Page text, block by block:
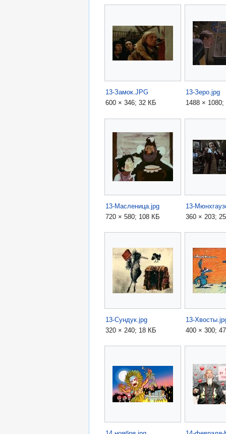
13-Замок.JPG
600 × 346; 32 КБ
13-Зеро.jpg
1488 ×
13-Масленица.jpg
720 × 580; 108 КБ
13-
360 × 203;
13-Сундук.jpg
320 × 240; 18 КБ
13-
400 × 300;